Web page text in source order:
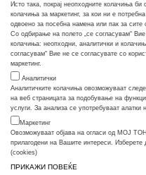
Исто така, покрај неопходните колачиња
колачиња за маркетинг, за кои ни е
одвоено за посебна намена или пак за сите
Со одбирање на полето „се согласувам“
колачиња: неопходни, аналитички и
согласувам“ Вие не се согласувате со
маркетинг.
Аналитички
Аналитичките колачиња овозможуваат
на веб страницата за подобување на
услуги. За анализа се употребуваат алатки
Маркетинг
Овозможуваат објава на огласи од МОЈ
прилагодени на Вашите интереси. Изберете
(cookies)
ПРИКАЖИ ПОВЕЌЕ
Кога ти треба тонер